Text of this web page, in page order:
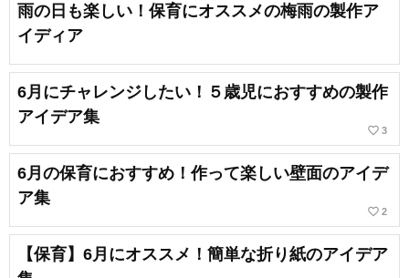
雨の日も楽しい！保育にオススメの梅雨の製作ア
イディア
6月にチャレンジしたい！５歳児におすすめの製作
アイデア集
favorite_border 3
6月の保育におすすめ！作って楽しい壁面のアイデ
ア集
favorite_border 2
【保育】6月にオススメ！簡単な折り紙のアイデア